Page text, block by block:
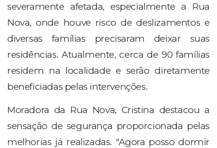
severamente afetada, especialmente a Rua
Nova, onde houve risco de deslizamentos e
diversas famílias precisaram deixar suas
residências. Atualmente, cerca de 90 famílias
residem na localidade e serão diretamente
beneficiadas pelas intervenções.
Moradora da Rua Nova, Cristina destacou a
sensação de segurança proporcionada pelas
melhorias já realizadas. "Agora posso dormir